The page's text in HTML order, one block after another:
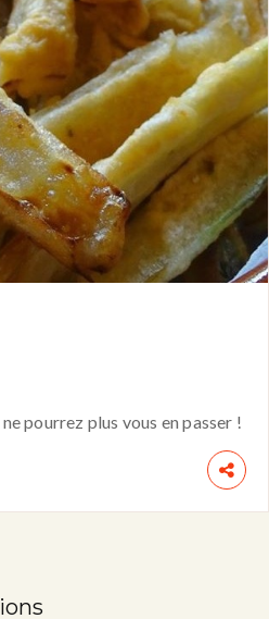
pourrez plus vous en passer !